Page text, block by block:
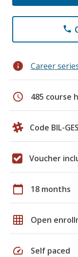
phone
info Career
schedule 485 course
Code BIL-
Voucher
calendar_today 18 months
grid_on Open
speed Self paced